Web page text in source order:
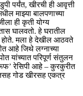
पर्यंत, खीरची ही आवृत्ती
माझ्या बालपणाच्या
ही कृती योग्य
घालवतो. हे घरातील
होते. मला हे देखील आठवते
आहे जिथे लग्नाच्या
यांच्यात परिपूर्ण संतुलन
रेसिपी आहे – कुरकुरीत
गोड खीरसह एकत्र